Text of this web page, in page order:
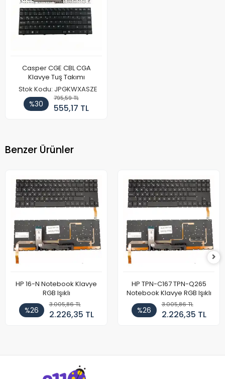
Casper CGE CBL CGA
Klavye Tuş Takımı
Stok Kodu: JPGKWXASZE
%30
795,59 TL
555,17 TL
Benzer Ürünler
HP 16-N Notebook Klavye
RGB Işıklı
%26
3.005,86 TL
2.226,35 TL
HP TPN-C167 TPN-Q265
Notebook Klavye RGB Işıklı
%26
3.005,86 TL
2.226,35 TL